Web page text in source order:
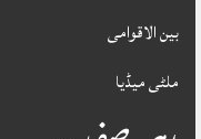
بین الاقوامی
ملٹی میڈیا